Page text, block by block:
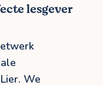
lesgever
We